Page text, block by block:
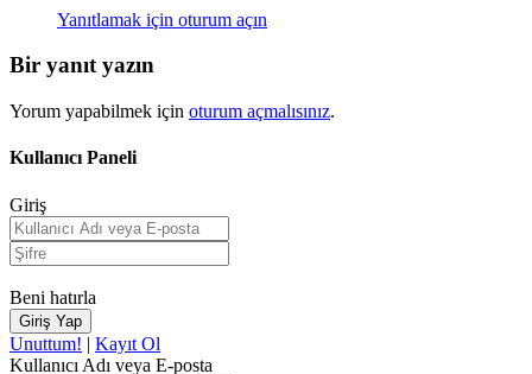
Yanıtlamak için oturum açın
Bir yanıt yazın
Yorum yapabilmek için oturum açmalısınız.
Kullanıcı Paneli
Giriş
Beni hatırla
Unuttum! | Kayıt Ol
Kullanıcı Adı veya E-posta